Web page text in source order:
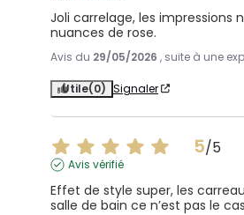
Joli carrelage, les
nuances de rose.
Avis du 29/05/2026 , suite à une
Utile(0) Signaler
5/5
Avis vérifié
Effet de style super, les
salle de bain ce n’est pas le